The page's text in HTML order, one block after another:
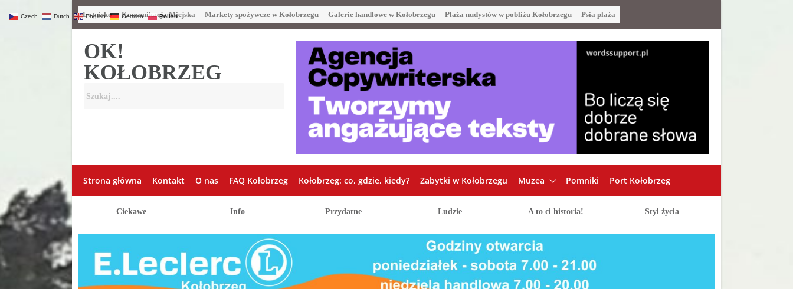
Lotnisko Komunikacja Miejska Markety spożywcze w Kołobrzegu Galerie handlowe w Kołobrzegu Plaża nudystów w pobliżu Kołobrzegu Psia plaża
OK!
KOŁOBRZEG
Strona główna Kontakt O nas FAQ Kołobrzeg Kołobrzeg: co, gdzie, kiedy? Zabytki w Kołobrzegu Muzea Pomniki Port Kołobrzeg
Ciekawe Info Przydatne Ludzie A to ci historia! Styl życia
Czech Dutch English German Polish